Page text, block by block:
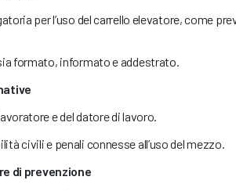
per l’uso del carrello elevatore, come
formato, informato e addestrato.
e del datore di lavoro.
civili e penali connesse all’uso del mezzo.
di prevenzione